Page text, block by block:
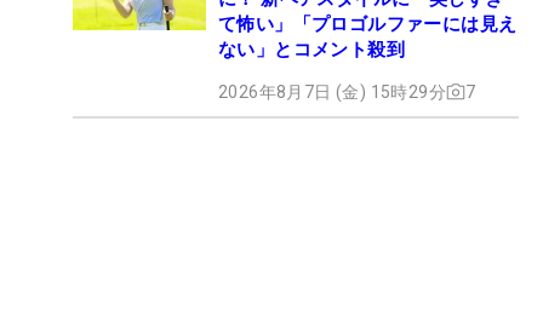
て怖い」「プロゴルファーには見え
ない」とコメント殺到
2026年8月7日 (金) 15時29分 7